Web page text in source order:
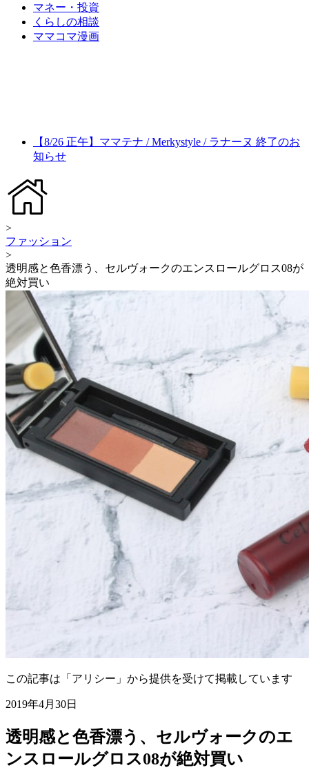
マネー・投資
くらしの相談
ママコマ漫画
【8/26 正午】ママテナ / Merkystyle / ラナーヌ 終了のお
知らせ
>
ファッション
>
透明感と色香漂う、セルヴォークのエンスロールグロス08が
絶対買い
この記事は「アリシー」から提供を受けて掲載しています
2019年4月30日
透明感と色香漂う、セルヴォークのエ
ンスロールグロス08が絶対買い